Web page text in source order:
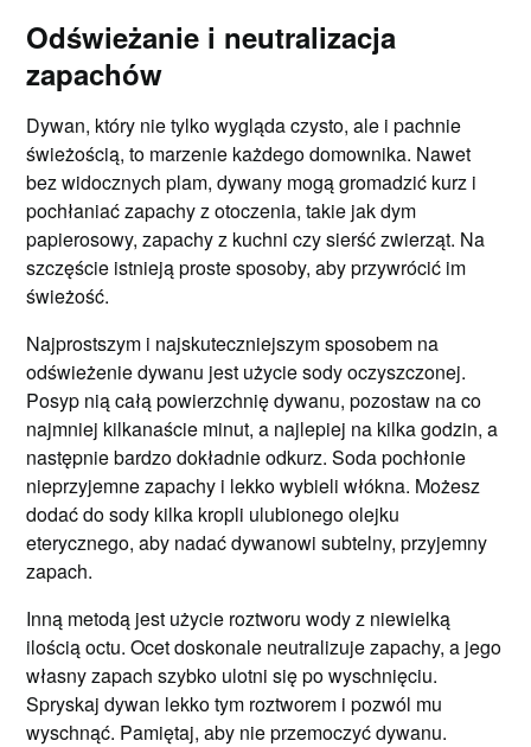
Odświeżanie i neutralizacja
zapachów
Dywan, który nie tylko wygląda czysto, ale i pachnie
świeżością, to marzenie każdego domownika. Nawet
bez widocznych plam, dywany mogą gromadzić kurz i
pochłaniać zapachy z otoczenia, takie jak dym
papierosowy, zapachy z kuchni czy sierść zwierząt. Na
szczęście istnieją proste sposoby, aby przywrócić im
świeżość.
Najprostszym i najskuteczniejszym sposobem na
odświeżenie dywanu jest użycie sody oczyszczonej.
Posyp nią całą powierzchnię dywanu, pozostaw na co
najmniej kilkanaście minut, a najlepiej na kilka godzin, a
następnie bardzo dokładnie odkurz. Soda pochłonie
nieprzyjemne zapachy i lekko wybieli włókna. Możesz
dodać do sody kilka kropli ulubionego olejku
eterycznego, aby nadać dywanowi subtelny, przyjemny
zapach.
Inną metodą jest użycie roztworu wody z niewielką
ilością octu. Ocet doskonale neutralizuje zapachy, a jego
własny zapach szybko ulotni się po wyschnięciu.
Spryskaj dywan lekko tym roztworem i pozwól mu
wyschnąć. Pamiętaj, aby nie przemoczyć dywanu.